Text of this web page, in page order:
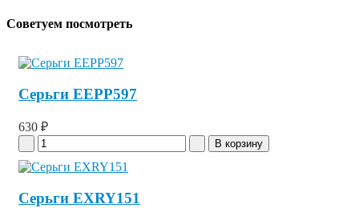
Советуем посмотреть
Серьги EEPP597
630 ₽
Серьги EXRY151